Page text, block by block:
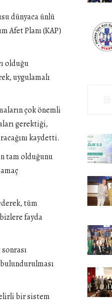
dünyaca ünlü
Afet Planı (KAP)
olduğu
uygulamalı
çok önemli
gerektiği,
kaydetti.
tam olduğunu
tüm
fayda
bir sistem